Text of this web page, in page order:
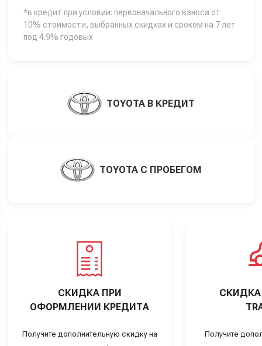
*в кредит при условии: первоначального взноса от
10% стоимости, выбранных скидках и сроком на 7 лет
под 4.9% годовых
TOYOTA В КРЕДИТ
TOYOTA С ПРОБЕГОМ
СКИДКА ПРИ
ОФОРМЛЕНИИ КРЕДИТА
Получите дополнительную скидку на
СКИДКА
Получите